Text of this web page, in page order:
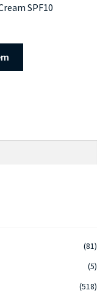
SPF10
(81)
(5)
(518)